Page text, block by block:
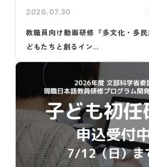
2026.07.30
教職員向け動画研修『多文化・多
どもたちと創るイン...